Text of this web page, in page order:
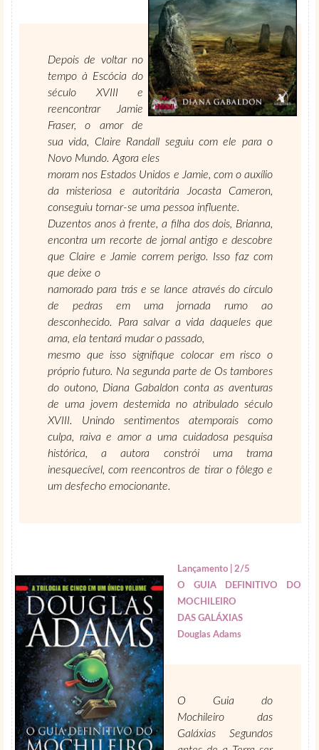
Depois de voltar no
tempo à Escócia do
século XVIII e
reencontrar Jamie
Fraser, o amor de
sua vida, Claire Randall seguiu com ele para o
Novo Mundo. Agora eles
moram nos Estados Unidos e Jamie, com o auxílio
da misteriosa e autoritária Jocasta Cameron,
conseguiu tornar-se uma pessoa influente.
Duzentos anos à frente, a filha dos dois, Brianna,
encontra um recorte de jornal antigo e descobre
que Claire e Jamie correm perigo. Isso faz com
que deixe o
namorado para trás e se lance através do círculo
de pedras em uma jornada rumo ao
desconhecido. Para salvar a vida daqueles que
ama, ela tentará mudar o passado,
mesmo que isso signifique colocar em risco o
próprio futuro. Na segunda parte de Os tambores
do outono, Diana Gabaldon conta as aventuras
de uma jovem destemida no atribulado século
XVIII. Unindo sentimentos atemporais como
culpa, raiva e amor a uma cuidadosa pesquisa
histórica, a autora constrói uma trama
inesquecível, com reencontros de tirar o fôlego e
um desfecho emocionante.
Lançamento | 2/5
O GUIA DEFINITIVO DO
MOCHILEIRO
DAS GALÁXIAS
Douglas Adams
O Guia do
Mochileiro das
Galáxias Segundos